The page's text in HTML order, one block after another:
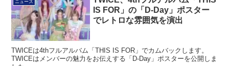
IS FOR」の「D-Day」ポスター
でレトロな雰囲気を演出
TWICEはメンバーの魅力をお伝えする「D-Day」ポスターを公開しま
した。